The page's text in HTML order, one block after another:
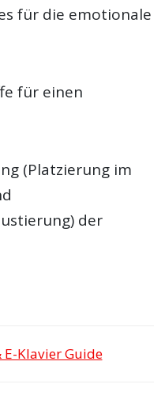
für die emotionale
für einen
(Platzierung im
der
E-Klavier Guide